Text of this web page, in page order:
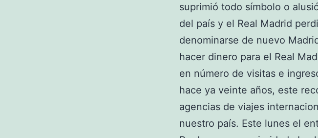
suprimió todo símbolo o
del país y el Real Madrid
denominarse de nuevo
hacer dinero para el Real
en número de visitas e
hace ya veinte años, este
agencias de viajes
nuestro país. Este lunes el